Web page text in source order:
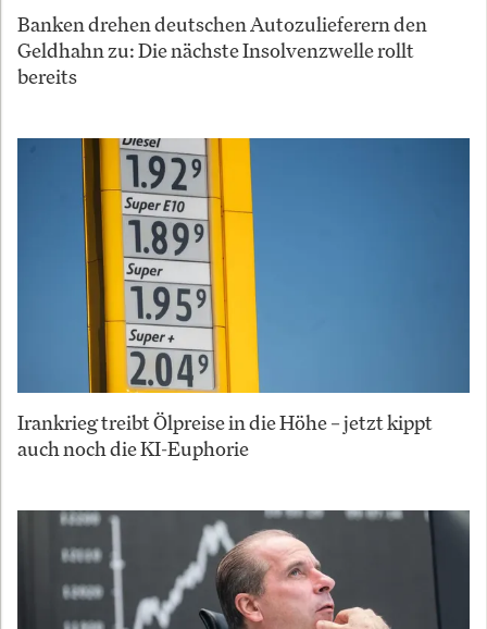
Banken drehen deutschen Autozulieferern den
Geldhahn zu: Die nächste Insolvenzwelle rollt
bereits
Irankrieg treibt Ölpreise in die Höhe – jetzt kippt
auch noch die KI-Euphorie